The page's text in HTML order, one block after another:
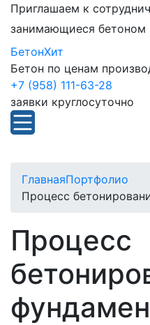
Приглашаем к
занимающиеся бетоном
БетонХит
Бетон по ценам
+7 (958) 111-63-28
заявки круглосуточно
ГлавнаяПортфолио
Процесс
Процесс